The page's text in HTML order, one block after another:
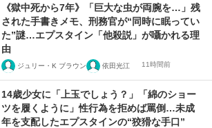
《獄中死から7年》「巨大な虫が両腕を…」残
された手書きメモ、刑務官が“同時に眠ってい
た”謎…エプスタイン「他殺説」が囁かれる理
由
ジュリー・K ブラウン 依田光江 11時間前
14歳少女に「上玉でしょう？」「綿のショー
ツを履くように」性行為を拒めば罵倒…未成
年を支配したエプスタインの“狡猾な手口”